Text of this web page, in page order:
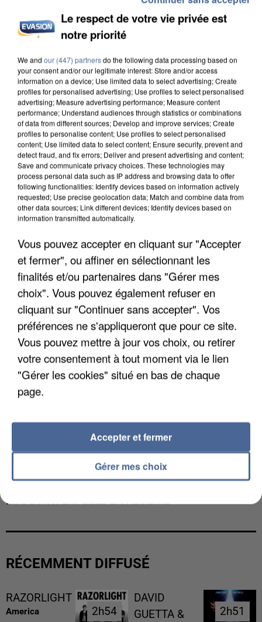
INCENDIES : L’ÎLE-DE-FRANCE LANCE UN ÉLAN
APRÈS TOUTES CES CANICULES, LES REFUGES
DE FAUNE SAUVAGE SONT...
MAFIA INTERPELLÉ EN ALGÉRIE
RÉCEMMENT DIFFUSÉ
RAZORLIGHT
America 2h54
2h54
DAVID
GUETTA &
2h51
2h51
Le respect de votre vie privée est
notre priorité
We and our (447) partnersdo the following data processing based on
your consent and/or our legitimate interest: Store and/or access
information on a device; Use limited data to select advertising; Create
profiles for personalised advertising; Use profiles to select personalised
advertising; Measure advertising performance; Measure content
performance; Understand audiences through statistics or combinations
of data from different sources; Develop and improve services; Create
profiles to personalise content; Use profiles to select personalised
content; Use limited data to select content; Ensure security, prevent and
detect fraud, and fix errors; Deliver and present advertising and content;
Save and communicate privacy choices. These technologies may
process personal data such as IP address and browsing data to offer
following functionalities: Identify devices based on information actively
requested; Use precise geolocation data; Match and combine data from
other data sources; Link different devices; Identify devices based on
information transmitted automatically.
Vous pouvez accepter en cliquant sur "Accepter
et fermer", ou affiner en sélectionnant les
finalités et/ou partenaires dans "Gérer mes
choix". Vous pouvez également refuser en
cliquant sur "Continuer sans accepter". Vos
préférences ne s'appliqueront que pour ce site.
Vous pouvez mettre à jour vos choix, ou retirer
votre consentement à tout moment via le lien
"Gérer les cookies" situé en bas de chaque
page.
Gérer mes choix
Accepter et fermer